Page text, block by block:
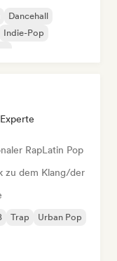
Dancehall
Indie-Pop
RapLatin Pop
zu dem Klang/der
Trap
Urban Pop